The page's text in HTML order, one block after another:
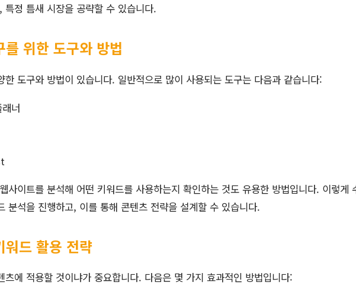
특정 틈새 시장을 공략할 수 있습니다.
위한 도구와 방법
한 도구와 방법이 있습니다. 일반적으로 많이 사용되는 도구는 다음과 같습니다:
너
사이트를 분석해 어떤 키워드를 사용하는지 확인하는 것도 유용한 방법입니다. 이렇게
분석을 진행하고, 이를 통해 콘텐츠 전략을 설계할 수 있습니다.
드 활용 전략
츠에 적용할 것이냐가 중요합니다. 다음은 몇 가지 효과적인 방법입니다: